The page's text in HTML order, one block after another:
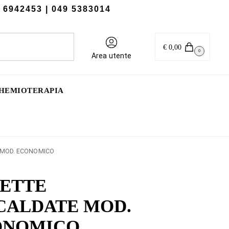
| 049 5383014
Area utente
€0,00 0
ECONOMICO
MOD.